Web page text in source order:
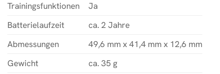
Trainingsfunktionen
Ja
Batterielaufzeit
ca. 2 Jahre
Abmessungen
49,6 mm x 41,4 mm x 12,6 mm
Gewicht
ca. 35 g